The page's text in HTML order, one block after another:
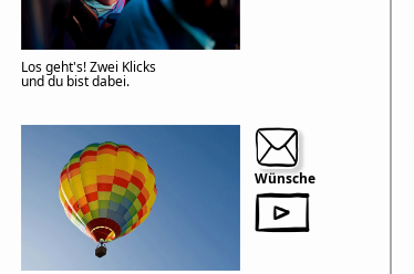
Los geht's! Zwei Klicks
und du bist dabei.
Wünsche